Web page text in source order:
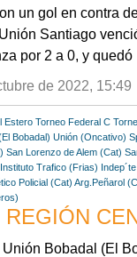
un gol en contra
Santiago
por 2 a 0, y quedó
de 2022, 15:49
Estero Torneo Federal C
Bobadal) Unión (Oncativo)
San Lorenzo de Alem (Cat)
Instituto Trafico (Frias)
Policial (Cat) Arg.Peñarol
Unión Bobadal (El